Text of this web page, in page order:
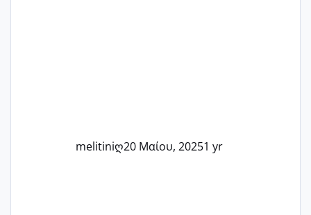
melitiniღ20 Μαίου, 20251 yr